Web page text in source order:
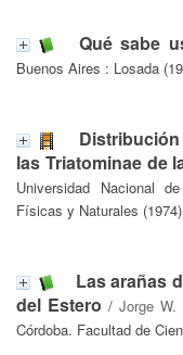
Qué sabe
Buenos Aires : Losada
las Triatominae de
Universidad Nacional
Físicas y Naturales (1974)
Las arañas
del Estero / Jorge W.
Córdoba. Facultad de